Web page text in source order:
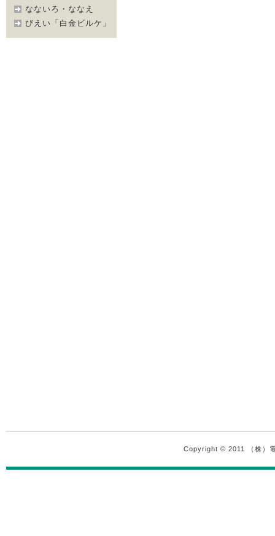
なないろ・ななえ
びえい「白金ビルケ」
Copyright © 2011 （株）